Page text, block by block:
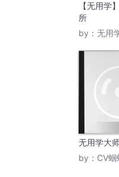
【无用学
所
by： 无用
无用学大
by： CV蝈